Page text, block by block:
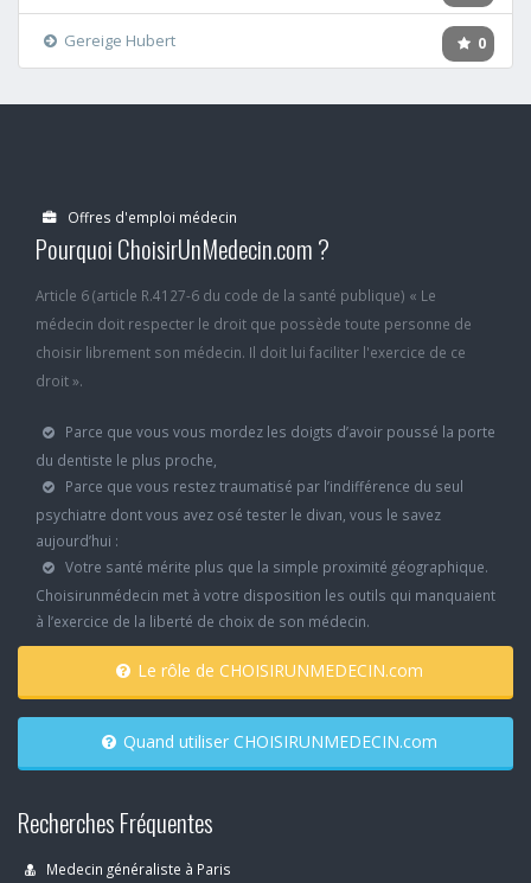
0
Gereige Hubert
Offres d'emploi médecin
Pourquoi ChoisirUnMedecin.com ?
Article 6 (article R.4127-6 du code de la santé publique) « Le
médecin doit respecter le droit que possède toute personne de
choisir librement son médecin. Il doit lui faciliter l'exercice de ce
droit ».
Parce que vous vous mordez les doigts d’avoir poussé la porte
du dentiste le plus proche,
Parce que vous restez traumatisé par l’indifférence du seul
psychiatre dont vous avez osé tester le divan, vous le savez
aujourd’hui :
Votre santé mérite plus que la simple proximité géographique.
Choisirunmédecin met à votre disposition les outils qui manquaient
à l’exercice de la liberté de choix de son médecin.
Le rôle de CHOISIRUNMEDECIN.com
Quand utiliser CHOISIRUNMEDECIN.com
Recherches Fréquentes
Medecin généraliste à Paris